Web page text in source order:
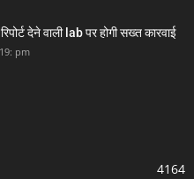
देने वाली lab पर होगी सख्त कारवाई
pm
4164